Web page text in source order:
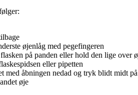
øjenlåg med pegefingeren
på panden eller hold den lige over
eller pipetten
med åbningen nedad og tryk blidt midt på
øje